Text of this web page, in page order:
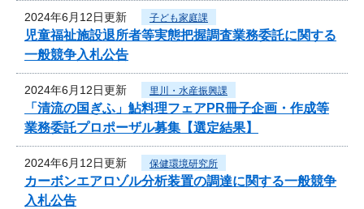
2024年6月12日更新 子ども家庭課
児童福祉施設退所者等実態把握調査業務委託に関する
一般競争入札公告
2024年6月12日更新 里川・水産振興課
「清流の国ぎふ」鮎料理フェアPR冊子企画・作成等
業務委託プロポーザル募集【選定結果】
2024年6月12日更新 保健環境研究所
カーボンエアロゾル分析装置の調達に関する一般競争
入札公告